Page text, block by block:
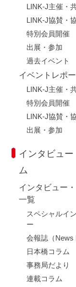
LINK-J主催・
LINK-J協賛・
特別会員開催
出展・参加
過去イベント
イベントレポ
LINK-J主催・
特別会員開催
LINK-J協賛・
出展・参加
インタビュー
ム
インタビュー
一覧
スペシャルイ
ー
会報誌（News
日本橋コラム
事務局だより
連載コラム